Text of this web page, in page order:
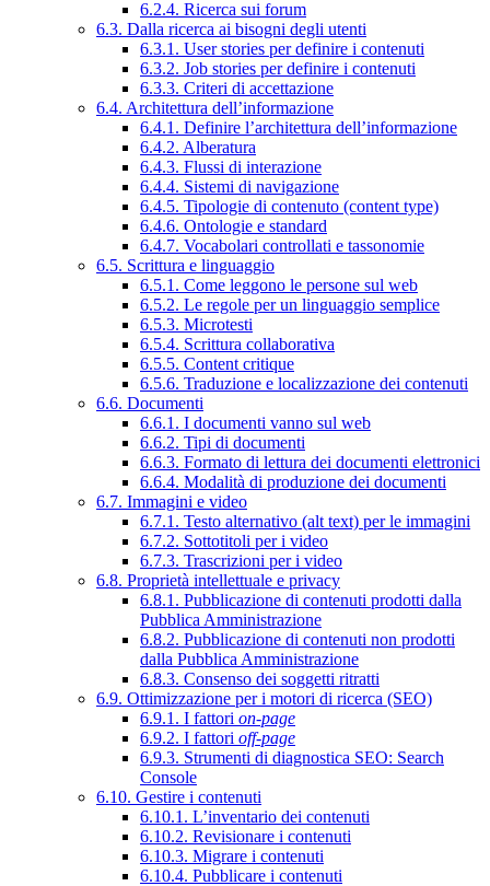
6.2.4. Ricerca sui forum
6.3. Dalla ricerca ai bisogni degli utenti
6.3.1. User stories per definire i contenuti
6.3.2. Job stories per definire i contenuti
6.3.3. Criteri di accettazione
6.4. Architettura dell’informazione
6.4.1. Definire l’architettura dell’informazione
6.4.2. Alberatura
6.4.3. Flussi di interazione
6.4.4. Sistemi di navigazione
6.4.5. Tipologie di contenuto (content type)
6.4.6. Ontologie e standard
6.4.7. Vocabolari controllati e tassonomie
6.5. Scrittura e linguaggio
6.5.1. Come leggono le persone sul web
6.5.2. Le regole per un linguaggio semplice
6.5.3. Microtesti
6.5.4. Scrittura collaborativa
6.5.5. Content critique
6.5.6. Traduzione e localizzazione dei contenuti
6.6. Documenti
6.6.1. I documenti vanno sul web
6.6.2. Tipi di documenti
6.6.3. Formato di lettura dei documenti elettronici
6.6.4. Modalità di produzione dei documenti
6.7. Immagini e video
6.7.1. Testo alternativo (alt text) per le immagini
6.7.2. Sottotitoli per i video
6.7.3. Trascrizioni per i video
6.8. Proprietà intellettuale e privacy
6.8.1. Pubblicazione di contenuti prodotti dalla
Pubblica Amministrazione
6.8.2. Pubblicazione di contenuti non prodotti
dalla Pubblica Amministrazione
6.8.3. Consenso dei soggetti ritratti
6.9. Ottimizzazione per i motori di ricerca (SEO)
6.9.1. I fattori on-page
6.9.2. I fattori off-page
6.9.3. Strumenti di diagnostica SEO: Search
Console
6.10. Gestire i contenuti
6.10.1. L’inventario dei contenuti
6.10.2. Revisionare i contenuti
6.10.3. Migrare i contenuti
6.10.4. Pubblicare i contenuti